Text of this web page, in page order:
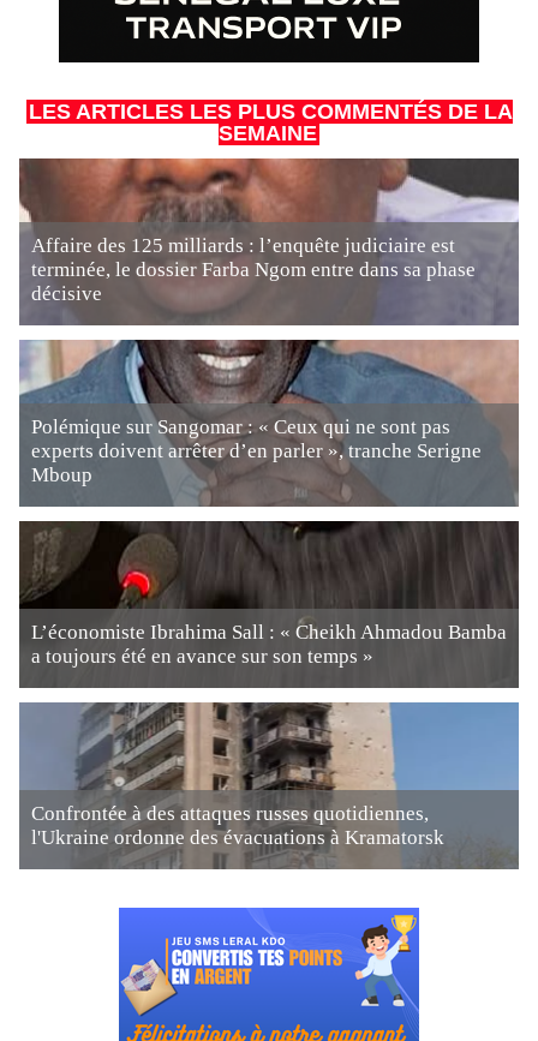
LES ARTICLES LES PLUS COMMENTÉS DE LA
SEMAINE
Affaire des 125 milliards : l’enquête judiciaire est
terminée, le dossier Farba Ngom entre dans sa phase
décisive
Polémique sur Sangomar : « Ceux qui ne sont pas
experts doivent arrêter d’en parler », tranche Serigne
Mboup
L’économiste Ibrahima Sall : « Cheikh Ahmadou Bamba
a toujours été en avance sur son temps »
Confrontée à des attaques russes quotidiennes,
l'Ukraine ordonne des évacuations à Kramatorsk